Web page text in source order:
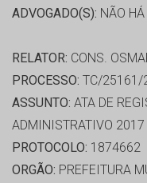
ADVOGADO(S): NÃO HÁ
RELATOR: CONS.
PROCESSO: TC/25161/
ASSUNTO: ATA DE
ADMINISTRATIVO 2017
PROTOCOLO: 1874662
ORGÃO: PREFEITURA